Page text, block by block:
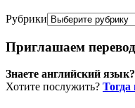
Рубрики
Приглашаем
Знаете английский язык?
Хотите послужить?